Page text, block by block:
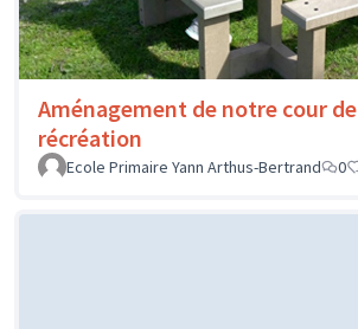
Aménagement de notre cour de
récréation
Ecole Primaire Yann Arthus-Bertrand
0